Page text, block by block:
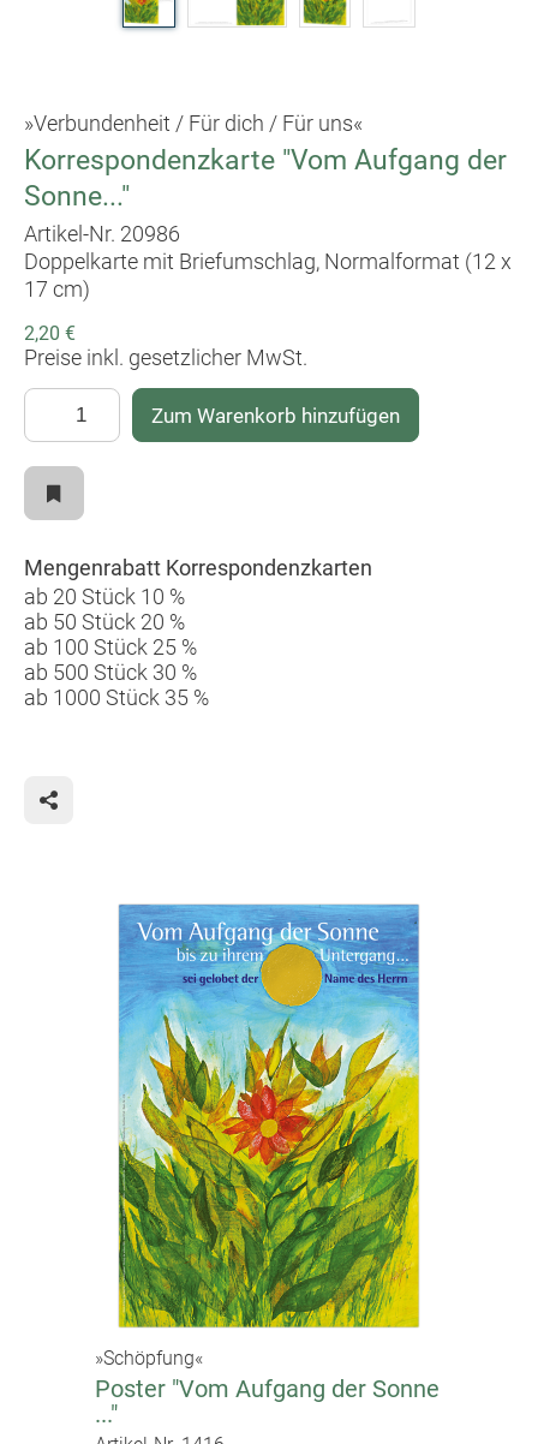
»Verbundenheit / Für dich / Für uns«
Korrespondenzkarte "Vom Aufgang der
Sonne..."
Artikel-Nr. 20986
Doppelkarte mit Briefumschlag, Normalformat (12 x
17 cm)
2,20 €
Preise inkl. gesetzlicher MwSt.
Zum Warenkorb hinzufügen
Mengenrabatt Korrespondenzkarten
ab 20 Stück 10 %
ab 50 Stück 20 %
ab 100 Stück 25 %
ab 500 Stück 30 %
ab 1000 Stück 35 %
»Schöpfung«
Poster "Vom Aufgang der Sonne
..."